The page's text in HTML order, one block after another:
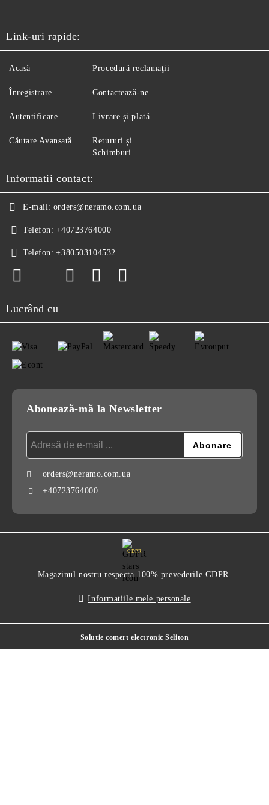
Link-uri rapide:
Acasă
Înregistrare
Autentificare
Căutare Avansată
Procedură reclamaţii
Contactează-ne
Livrare și plată
Retururi și
Schimburi
Informatii contact:
E-mail: orders@neramo.com.ua
Telefon: +40723764000
Telefon: +380503104532
Lucrând cu
Abonează-mă la Newsletter
orders@neramo.com.ua
+40723764000
GDPR
Magazinul nostru respecta 100% prevederile GDPR.
Informatiile mele personale
Solutie comert electronic Seliton